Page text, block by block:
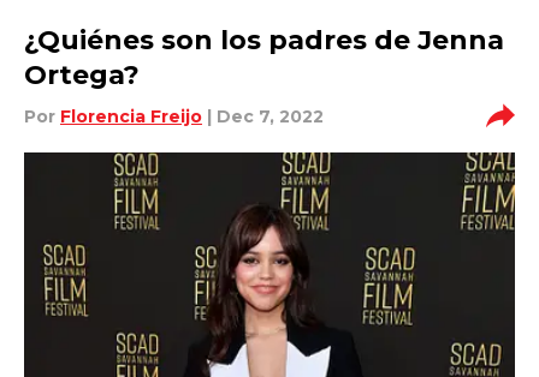
¿Quiénes son los padres de Jenna
Ortega?
Por Florencia Freijo | Dec 7, 2022